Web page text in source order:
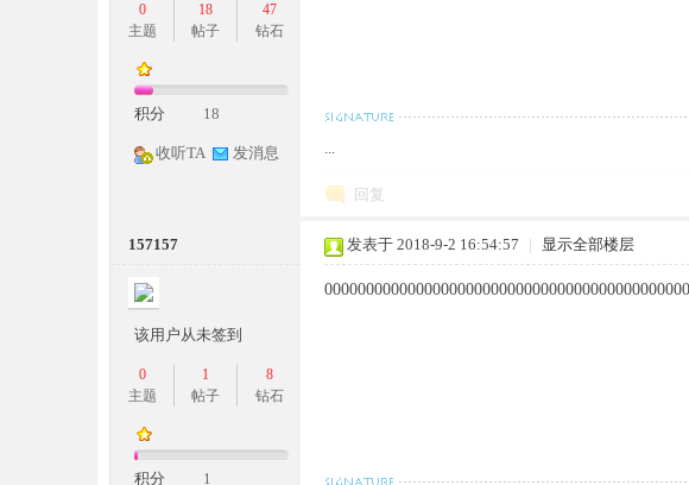
坛,
0
主题
18
帖子
47
钻石
积分 18
收听TA 发消息 ...
回复
157157
该用户从未签到
0
主题
1
帖子
8
钻石
积分 1
发表于 2018-9-2 16:54:57 | 显示全部楼层